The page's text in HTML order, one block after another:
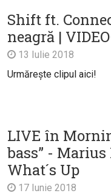
Shift ft.
neagră |
13 Iulie 2018
Urmărește clipul aici!
LIVE în
bass” -
What´s Up
17 Iunie 2018